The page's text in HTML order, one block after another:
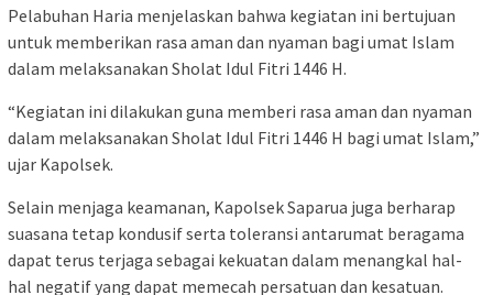
Pelabuhan Haria menjelaskan bahwa kegiatan ini bertujuan
untuk memberikan rasa aman dan nyaman bagi umat Islam
dalam melaksanakan Sholat Idul Fitri 1446 H.
“Kegiatan ini dilakukan guna memberi rasa aman dan nyaman
dalam melaksanakan Sholat Idul Fitri 1446 H bagi umat Islam,”
ujar Kapolsek.
Selain menjaga keamanan, Kapolsek Saparua juga berharap
suasana tetap kondusif serta toleransi antarumat beragama
dapat terus terjaga sebagai kekuatan dalam menangkal hal-
hal negatif yang dapat memecah persatuan dan kesatuan.